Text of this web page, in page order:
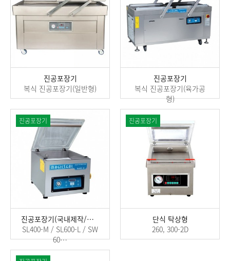
진공포장기
복식 진공포장기(일반형)
진공포장기
복식 진공포장기(육가공
형)
진공포장기(국내제작/단식)
SL400-M / SL600-L / SW
60…
진공포장기
단식 탁상형
260, 300-2D
진공포장기